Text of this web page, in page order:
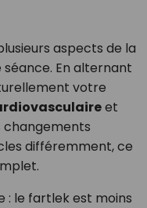
aspects de la
séance. En alternant
votre
et
changements
différemment, ce
: le fartlek est moins